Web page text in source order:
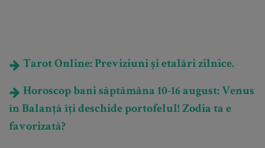
Tarot Online: Previziuni și etalări zilnice.
Horoscop bani săptămâna 10-16 august: Venus
în Balanță îți deschide portofelul! Zodia ta e
favorizată?